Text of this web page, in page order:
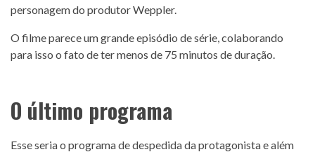
personagem do produtor Weppler.
O filme parece um grande episódio de série, colaborando
para isso o fato de ter menos de 75 minutos de duração.
O último programa
Esse seria o programa de despedida da protagonista e além